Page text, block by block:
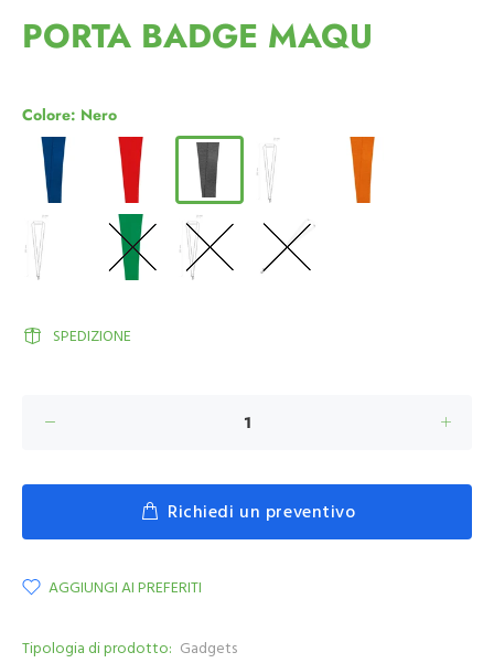
PORTA BADGE MAQU
Colore: Nero
SPEDIZIONE
Richiedi un preventivo
AGGIUNGI AI PREFERITI
Tipologia di prodotto: Gadgets